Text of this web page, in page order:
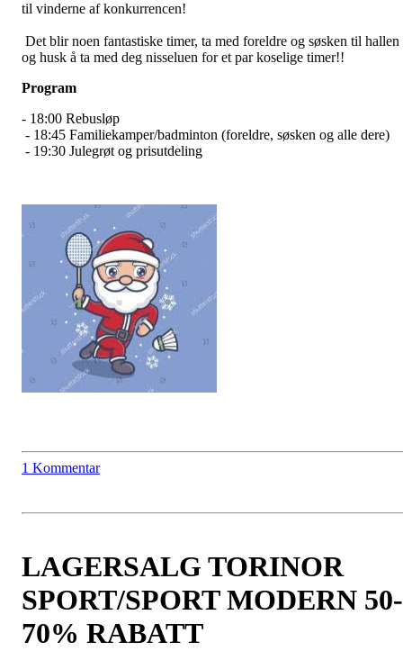
til vinderne af konkurrencen!
Det blir noen fantastiske timer, ta med foreldre og søsken til hallen
og husk å ta med deg nisseluen for et par koselige timer!!
Program
- 18:00 Rebusløp
- 18:45 Familiekamper/badminton (foreldre, søsken og alle dere)
- 19:30 Julegrøt og prisutdeling
1 Kommentar
LAGERSALG TORINOR
SPORT/SPORT MODERN 50-
70% RABATT